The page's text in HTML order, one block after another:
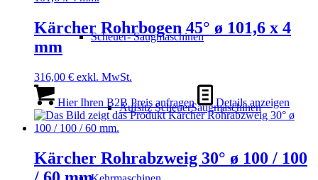
Scheuer- Saugmaschinen
Aufsitz ScheuerSaugmaschinen
Kärcher Rohrbogen 45° ø 101,6 x 4
mm
316,00 € exkl. MwSt.
Hier Ihren B2B Preis anfragen Details anzeigen
Kärcher Rohrabzweig 30° ø 100 / 100